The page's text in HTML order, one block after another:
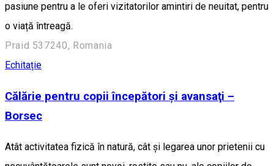
pasiune pentru a le oferi vizitatorilor amintiri de neuitat, pentru
o viață întreagă.
Praid 537240, Romania
Echitație
Călărie pentru copii începători şi avansaţi –
Borsec
Atât activitatea fizică în natură, cât și legarea unor prietenii cu